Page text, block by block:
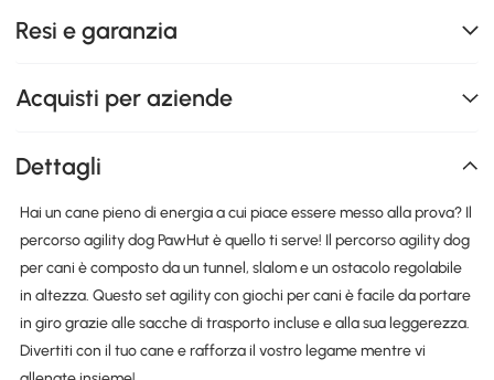
Resi e garanzia
Acquisti per aziende
Dettagli
Hai un cane pieno di energia a cui piace essere messo alla prova? Il
percorso agility dog PawHut è quello ti serve! Il percorso agility dog
per cani è composto da un tunnel, slalom e un ostacolo regolabile
in altezza. Questo set agility con giochi per cani è facile da portare
in giro grazie alle sacche di trasporto incluse e alla sua leggerezza.
Divertiti con il tuo cane e rafforza il vostro legame mentre vi